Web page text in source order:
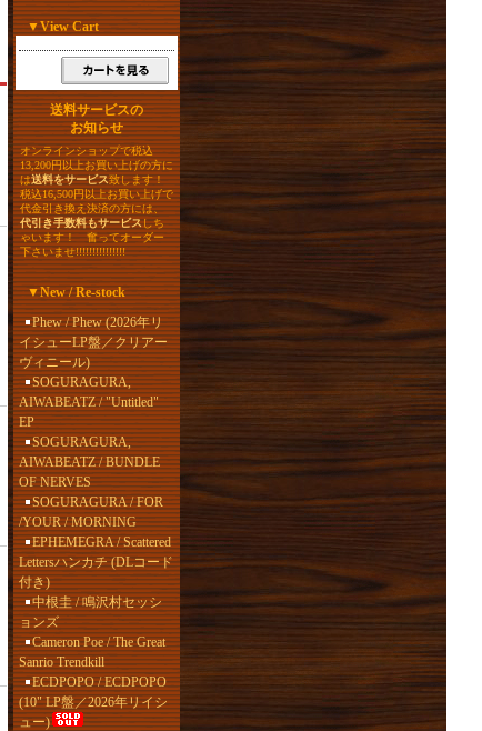
▼View Cart
送料サービスの
お知らせ
オンラインショップで税込
13,200円以上お買い上げの方に
は送料をサービス致します！
税込16,500円以上お買い上げで
代金引き換え決済の方には、
代引き手数料もサービスしち
ゃいます！ 奮ってオーダー
下さいませ!!!!!!!!!!!!!!!
▼New / Re-stock
Phew / Phew (2026年リ
イシューLP盤／クリアー
ヴィニール)
SOGURAGURA,
AIWABEATZ / "Untitled"
EP
SOGURAGURA,
AIWABEATZ / BUNDLE
OF NERVES
SOGURAGURA / FOR
/YOUR / MORNING
EPHEMEGRA / Scattered
Lettersハンカチ (DLコード
付き)
中根圭 / 鳴沢村セッシ
ョンズ
Cameron Poe / The Great
Sanrio Trendkill
ECDPOPO / ECDPOPO
(10" LP盤／2026年リイシ
ュー)